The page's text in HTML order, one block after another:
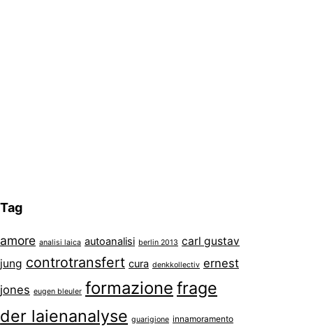
Tag
amore analisi laica autoanalisi berlin 2013 carl gustav
jung controtransfert cura denkkollectiv ernest
jones eugen bleuler formazione frage
der laienanalyse guarigione innamoramento